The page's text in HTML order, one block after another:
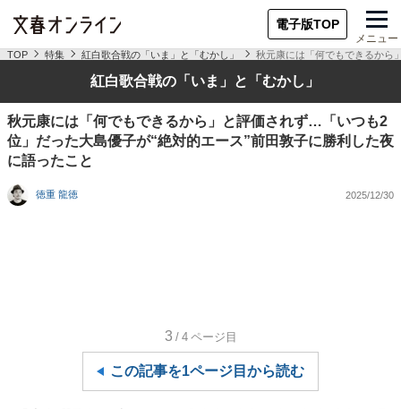
電子版TOP
メニュー
TOP 特集 紅白歌合戦の「いま」と「むかし」 秋元康には「何でもできるから
紅白歌合戦の「いま」と「むかし」
秋元康には「何でもできるから」と評価されず…「いつも2
位」だった大島優子が“絶対的エース”前田敦子に勝利した夜
に語ったこと
徳重 龍徳 2025/12/30
3 /4 ページ目
この記事を1ページ目から読む